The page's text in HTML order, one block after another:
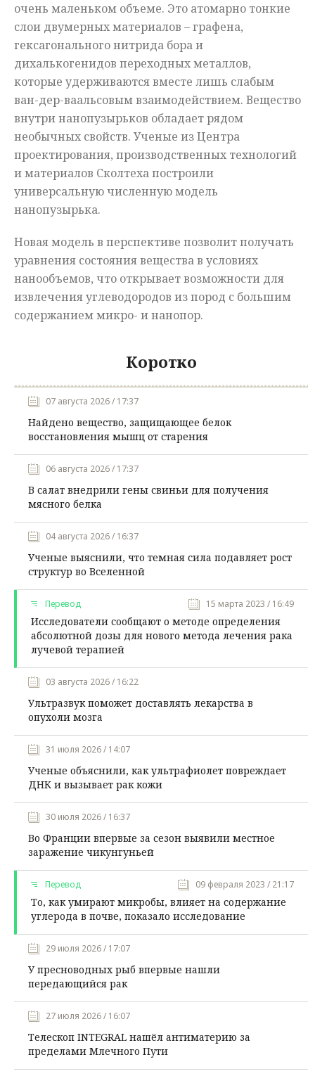
очень маленьком объеме. Это атомарно тонкие
слои двумерных материалов – графена,
гексагонального нитрида бора и
дихалькогенидов переходных металлов,
которые удерживаются вместе лишь слабым
ван-дер-ваальсовым взаимодействием. Вещество
внутри нанопузырьков обладает рядом
необычных свойств. Ученые из Центра
проектирования, производственных технологий
и материалов Сколтеха построили
универсальную численную модель
нанопузырька.
Новая модель в перспективе позволит получать
уравнения состояния вещества в условиях
нанообъемов, что открывает возможности для
извлечения углеводородов из пород с большим
содержанием микро- и нанопор.
Коротко
07 августа 2026 / 17:37
Найдено вещество, защищающее белок
восстановления мышц от старения
06 августа 2026 / 17:37
В салат внедрили гены свиньи для получения
мясного белка
04 августа 2026 / 16:37
Ученые выяснили, что темная сила подавляет рост
структур во Вселенной
Перевод 15 марта 2023 / 16:49
Исследователи сообщают о методе определения
абсолютной дозы для нового метода лечения рака
лучевой терапией
03 августа 2026 / 16:22
Ультразвук поможет доставлять лекарства в
опухоли мозга
31 июля 2026 / 14:07
Ученые объяснили, как ультрафиолет повреждает
ДНК и вызывает рак кожи
30 июля 2026 / 16:37
Во Франции впервые за сезон выявили местное
заражение чикунгуньей
Перевод 09 февраля 2023 / 21:17
То, как умирают микробы, влияет на содержание
углерода в почве, показало исследование
29 июля 2026 / 17:07
У пресноводных рыб впервые нашли
передающийся рак
27 июля 2026 / 16:07
Телескоп INTEGRAL нашёл антиматерию за
пределами Млечного Пути